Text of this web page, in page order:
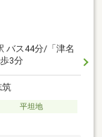
バス44分/「津名
3分
筑
平坦地